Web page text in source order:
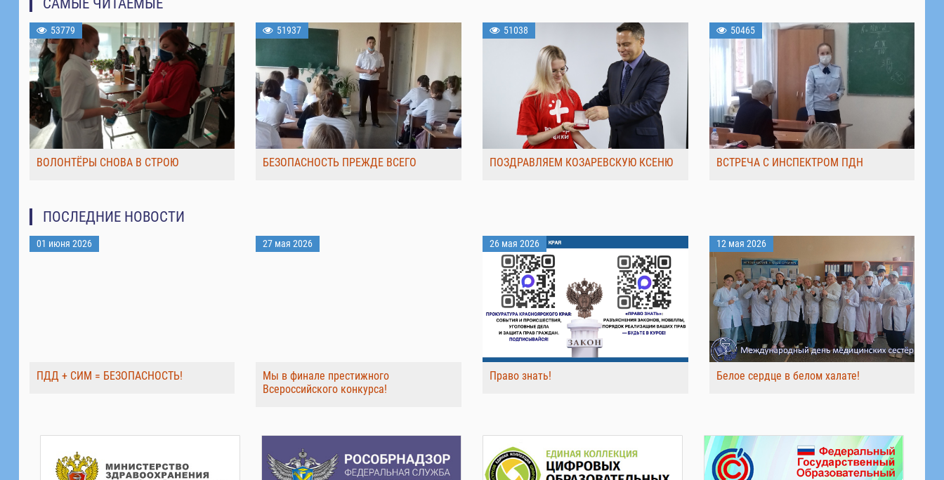
53779
ВОЛОНТЁРЫ СНОВА В СТРОЮ
51937
БЕЗОПАСНОСТЬ ПРЕЖДЕ ВСЕГО
51038
ПОЗДРАВЛЯЕМ КОЗАРЕВСКУЮ КСЕНЮ
50465
ВСТРЕЧА С ИНСПЕКТРОМ ПДН
ПОСЛЕДНИЕ НОВОСТИ
01 июня 2026
ПДД + СИМ = БЕЗОПАСНОСТЬ!
27 мая 2026
Мы в финале престижного
Всероссийского конкурса!
26 мая 2026
Право знать!
12 мая 2026
Белое сердце в белом халате!